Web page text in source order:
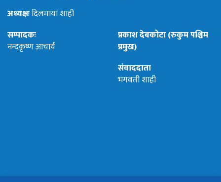
अध्यक्षःदिलमाया शाही
सम्पादकः
नन्दकृष्ण आचार्य
प्रकाश देबकोटा (रुकुम पश्चिम
प्रमुख)
संवाददाता
भगवती शाही